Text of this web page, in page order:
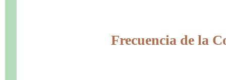
Frecuencia de la